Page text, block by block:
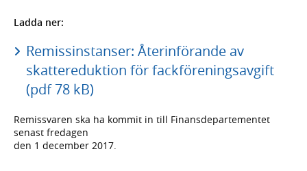
Ladda ner:
Remissinstanser: Återinförande av
skattereduktion för fackföreningsavgift
(pdf 78 kB)
Remissvaren ska ha kommit in till Finansdepartementet
senast fredagen
den 1 december 2017.